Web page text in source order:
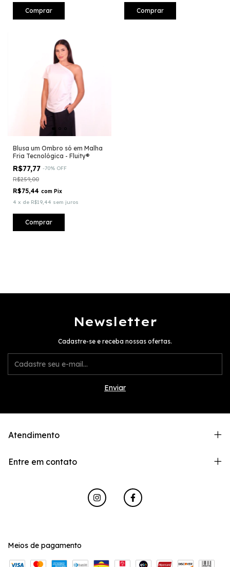
Comprar Comprar
Blusa um Ombro só em Malha
Fria Tecnológica - Fluity®
R$77,77 -70% OFF
R$259,00
R$75,44 com Pix
4 x de R$19,44 sem juros
Comprar
Newsletter
Cadastre-se e receba nossas ofertas.
Atendimento
Entre em contato
Meios de pagamento